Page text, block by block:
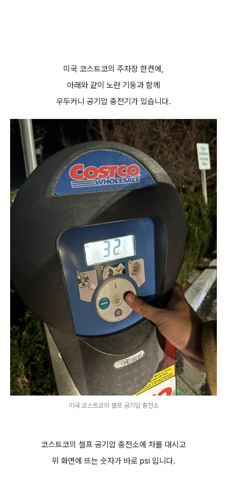
미국 코스트코의 주차장 한켠에,
아래와 같이 노란 기둥과 함께
우두커니 공기압 충전기가 있습니다.
미국 코스트코의 셀프 공기압 충전소
코스트코의 셀프 공기압 충전소에 차를 대시고
위 화면에 뜨는 숫자가 바로 psi 입니다.